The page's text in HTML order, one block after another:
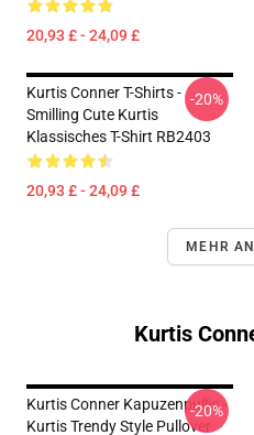
20,93 £ - 24,09 £
Kurtis Conner T-Shirts -
Smilling Cute Kurtis
Klassisches T-Shirt RB2403
20,93 £ - 24,09 £
-20%
MEHR
Kurtis
Kurtis Conner Kapuzenpullis -
Kurtis Trendy Style Pullover
-20%